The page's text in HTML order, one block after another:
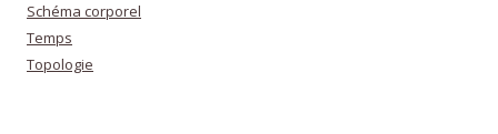
Schéma corporel
Temps
Topologie